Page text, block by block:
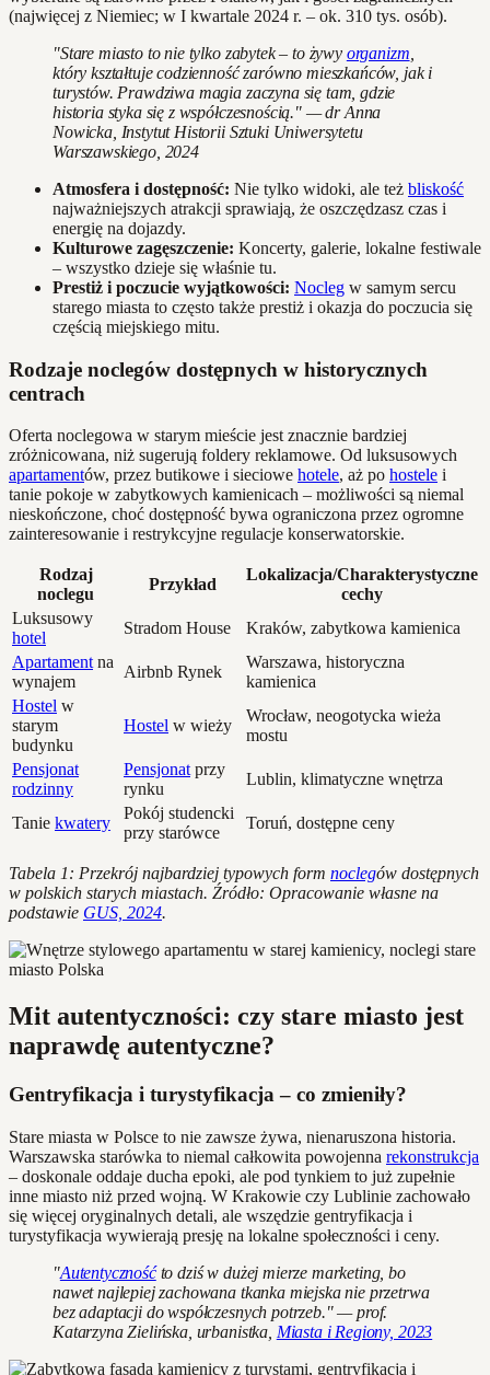
(najwięcej z Niemiec; w I kwartale 2024 r. – ok. 310 tys. osób).
"Stare miasto to nie tylko zabytek – to żywy organizm
który kształtuje codzienność zarówno mieszkańców, jak i
turystów. Prawdziwa magia zaczyna się tam, gdzie
historia styka się z współczesnością." — dr Anna
Nowicka, Instytut Historii Sztuki Uniwersytetu
Warszawskiego, 2024
Atmosfera i dostępność: Nie tylko widoki, ale też bliskość
najważniejszych atrakcji sprawiają, że oszczędzasz czas i
energię na dojazdy.
Kulturowe zagęszczenie: Koncerty, galerie, lokalne festiwale
– wszystko dzieje się właśnie tu.
Prestiż i poczucie wyjątkowości: Nocleg w samym sercu
starego miasta to często także prestiż i okazja do poczucia się
częścią miejskiego mitu.
Rodzaje noclegów dostępnych w historycznych
centrach
Oferta noclegowa w starym mieście jest znacznie bardziej
zróżnicowana, niż sugerują foldery reklamowe. Od luksusowych
apartamentów, przez butikowe i sieciowe hotele, aż po hostele i
tanie pokoje w zabytkowych kamienicach – możliwości są niemal
nieskończone, choć dostępność bywa ograniczona przez ogromne
zainteresowanie i restrykcyjne regulacje konserwatorskie.
Rodzaj
noclegu
Przykład
Lokalizacja/Charakterystyczne
cechy
Luksusowy
hotel
Stradom House
Kraków, zabytkowa kamienica
Apartament na
wynajem
Airbnb Rynek
Warszawa, historyczna
kamienica
Hostel w
starym
budynku
Hostel w wieży
Wrocław, neogotycka wieża
mostu
Pensjonat
rodzinny
Pensjonat przy
rynku
Lublin, klimatyczne wnętrza
Tanie kwatery
Pokój studencki
przy starówce
Toruń, dostępne ceny
Tabela 1: Przekrój najbardziej typowych form noclegów dostępnych
w polskich starych miastach. Źródło: Opracowanie własne na
podstawie GUS, 2024.
Mit autentyczności: czy stare miasto jest
naprawdę autentyczne?
Gentryfikacja i turystyfikacja – co zmieniły?
Stare miasta w Polsce to nie zawsze żywa, nienaruszona historia.
Warszawska starówka to niemal całkowita powojenna rekonstrukcja
– doskonale oddaje ducha epoki, ale pod tynkiem to już zupełnie
inne miasto niż przed wojną. W Krakowie czy Lublinie zachowało
się więcej oryginalnych detali, ale wszędzie gentryfikacja i
turystyfikacja wywierają presję na lokalne społeczności i ceny.
"Autentycznośćto dziś w dużej mierze marketing, bo
nawet najlepiej zachowana tkanka miejska nie przetrwa
bez adaptacji do współczesnych potrzeb." — prof.
Katarzyna Zielińska, urbanistka, Miasta i Regiony, 2023